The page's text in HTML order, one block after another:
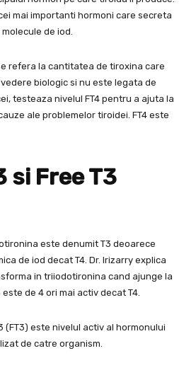
mai importanti hormoni care secreta
de iod.
refera la cantitatea de tiroxina care
biologic si nu este legata de
testeaza nivelul FT4 pentru a ajuta la
ale problemelor tiroidei. FT4 este
si Free T3
este denumit T3 deoarece
de iod decat T4. Dr. Irizarry explica
in triiodotironina cand ajunge la
de 4 ori mai activ decat T4.
(FT3) este nivelul activ al hormonului
de catre organism.